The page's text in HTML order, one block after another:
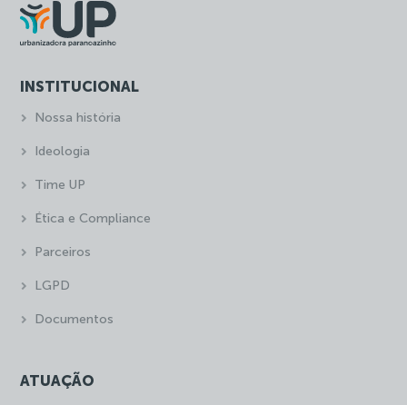
INSTITUCIONAL
Nossa história
Ideologia
Time UP
Ética e Compliance
Parceiros
LGPD
Documentos
ATUAÇÃO